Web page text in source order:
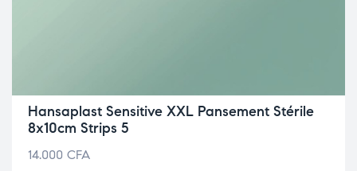
Hansaplast Sensitive XXL Pansement Stérile
8x10cm Strips 5
14.000 CFA